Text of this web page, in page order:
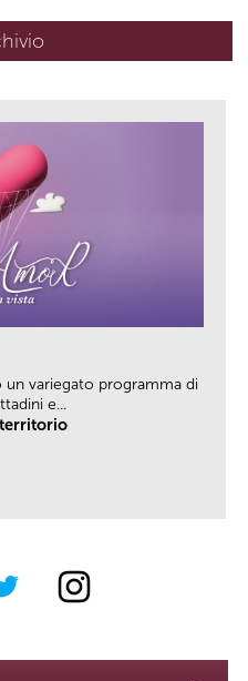
un variegato programma di
e...